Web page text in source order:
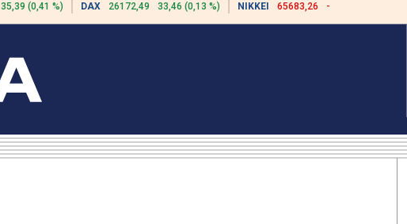
35,39 (0,41 %) DAX 26172,49 33,46 (0,13 %) NIKKEI 65683,26 -617,18 (-0,93 %)